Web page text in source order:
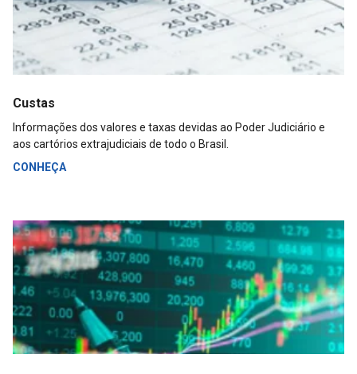
Custas
Informações dos valores e taxas devidas ao Poder Judiciário e
aos cartórios extrajudiciais de todo o Brasil.
CONHEÇA